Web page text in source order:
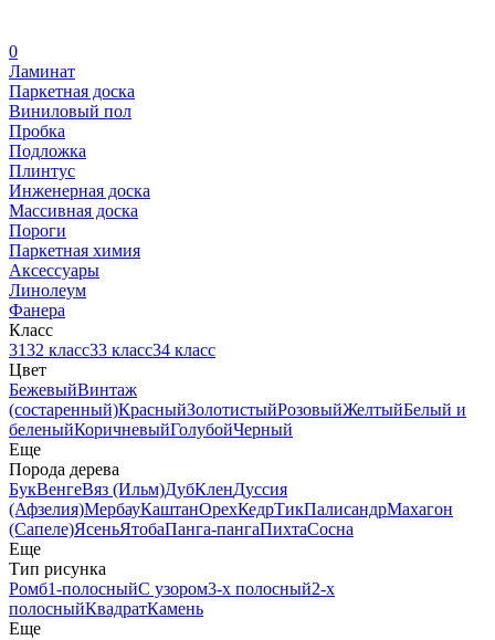
0
Ламинат
Паркетная доска
Виниловый пол
Пробка
Подложка
Плинтус
Инженерная доска
Массивная доска
Пороги
Паркетная химия
Аксессуары
Линолеум
Фанера
Класс
3132 класс33 класс34 класс
Цвет
БежевыйВинтаж
(состаренный)КрасныйЗолотистыйРозовыйЖелтыйБелый и
беленыйКоричневыйГолубойЧерный
Еще
Порода дерева
БукВенгеВяз (Ильм)ДубКленДуссия
(Афзелия)МербауКаштанОрехКедрТикПалисандрМахагон
(Сапеле)ЯсеньЯтобаПанга-пангаПихтаСосна
Еще
Тип рисунка
Ромб1-полосныйС узором3-х полосный2-х
полосныйКвадратКамень
Еще